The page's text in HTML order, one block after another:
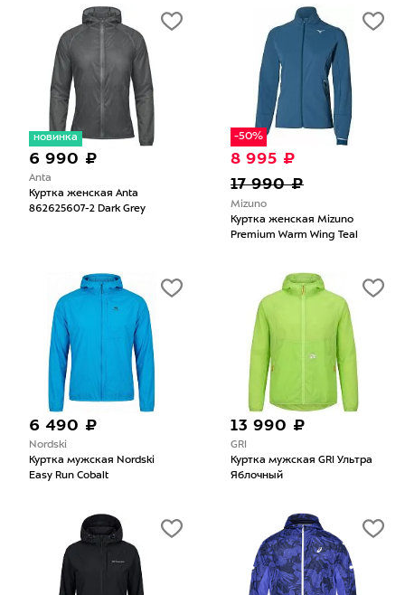
новинка
6 990 ₽
Anta
Куртка женская Anta
862625607-2 Dark Grey
-50%
8 995 ₽
17 990 ₽
Mizuno
Куртка женская Mizuno
Premium Warm Wing Teal
6 490 ₽
Nordski
Куртка мужская Nordski
Easy Run Cobalt
13 990 ₽
GRI
Куртка мужская GRI Ультра
Яблочный